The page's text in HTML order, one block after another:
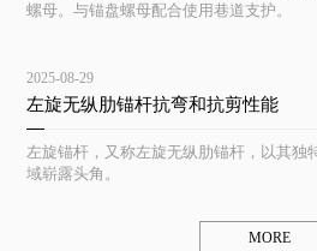
螺母。与锚盘螺母配合使用巷道支护。
2025-08-29
左旋无纵肋锚杆抗弯和抗剪性能
左旋锚杆，又称左旋无纵肋锚杆，以其独
域崭露头角。
MORE